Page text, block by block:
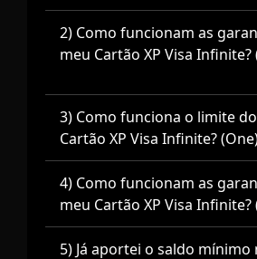
2) Como funcionam as
meu Cartão XP Visa Infinite?
3) Como funciona o limite
Cartão XP Visa Infinite?
4) Como funcionam as
meu Cartão XP Visa Infinite?
5) Já aportei o saldo mínimo